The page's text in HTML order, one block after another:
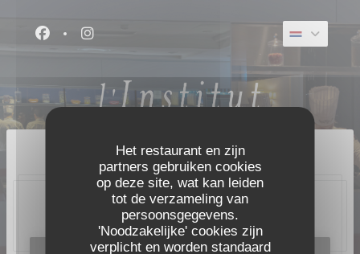
Het restaurant en zijn
partners gebruiken cookies
op deze site, wat kan leiden
tot de verzameling van
persoonsgegevens.
'Noodzakelijke' cookies zijn
verplicht en worden standaard
Facebook ((opent in een nieuw venster))
Instagram ((opent in een nieuw venster))
20, place Bellecour, 69002 Lyon